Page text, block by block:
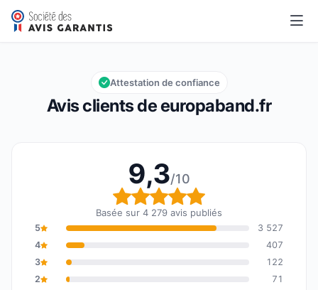
europaband.fr
Note globale : 9,3 sur 10
9,3/10
Avis clients de europaband.fr
Attestation de confiance
9,3/10
Note globale : 9,3 sur
Basée sur 4 279 avis publiés
5
3 527
4
407
3
122
2
71